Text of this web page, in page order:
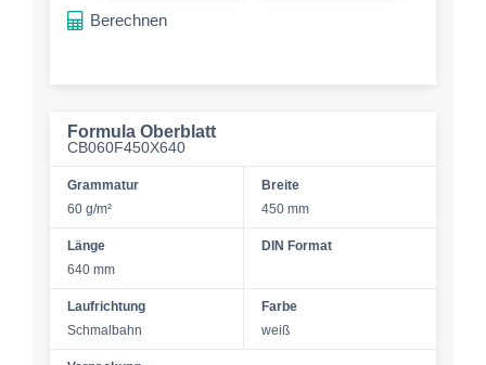
Berechnen
Formula Oberblatt
CB060F450X640
Grammatur
60 g/m²
Breite
450 mm
Länge
640 mm
DIN Format
Laufrichtung
Schmalbahn
Farbe
weiß